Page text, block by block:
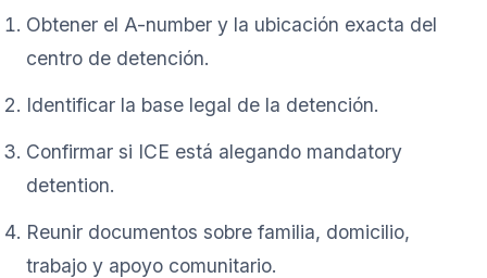
Obtener el A-number y la ubicación exacta del
centro de detención.
Identificar la base legal de la detención.
Confirmar si ICE está alegando mandatory
detention.
Reunir documentos sobre familia, domicilio,
trabajo y apoyo comunitario.